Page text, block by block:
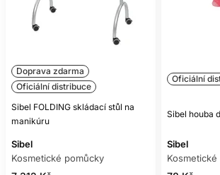
Doprava zdarma
Oficiální distribuce
Sibel FOLDING skládací stůl na
manikúru
Sibel
Kosmetické pomůcky
Oficiální
Sibel houba
Sibel